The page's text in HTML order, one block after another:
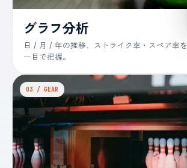
グラフ分析
日 / 月 / 年の推移、ストライク率・スペア率を
一目で把握。
03 / GEAR